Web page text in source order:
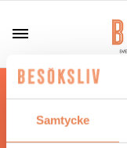
Samtycke
Hos oss
nyheter och
Besöksliv i sin